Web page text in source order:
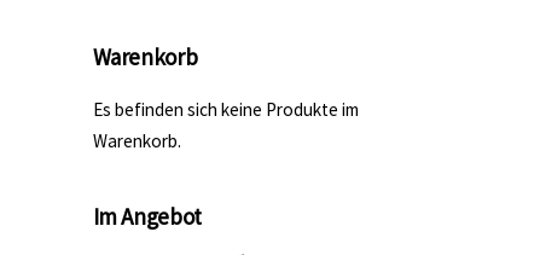
Warenkorb
Es befinden sich keine Produkte im
Warenkorb.
Im Angebot